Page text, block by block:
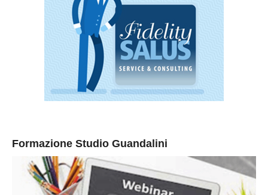
Formazione Studio Guandalini